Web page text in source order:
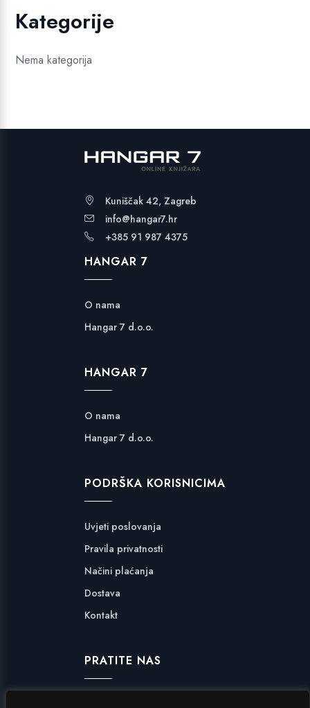
Kategorije
Nema kategorija
Kuniščak 42, Zagreb
info@hangar7.hr
+385 91 987 4375
HANGAR 7
O nama
Hangar 7 d.o.o.
HANGAR 7
O nama
Hangar 7 d.o.o.
PODRŠKA KORISNICIMA
Uvjeti poslovanja
Pravila privatnosti
Načini plaćanja
Dostava
Kontakt
PRATITE NAS